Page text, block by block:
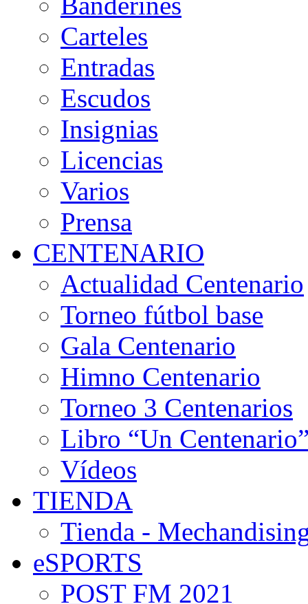
Carteles
Entradas
Escudos
Insignias
Licencias
Varios
Prensa
CENTENARIO
Actualidad Centenario
Torneo fútbol base
Gala Centenario
Himno Centenario
Torneo 3 Centenarios
Libro “Un
Vídeos
TIENDA
Tienda -
eSPORTS
POST FM 2021